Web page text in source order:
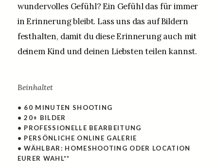
wundervolles Gefühl? Ein Gefühl das für immer
in Erinnerung bleibt. Lass uns das auf Bildern
festhalten, damit du diese Erinnerung auch mit
deinem Kind und deinen Liebsten teilen kannst.
Beinhaltet
• 60 MINUTEN SHOOTING
• 20+ BILDER
• PROFESSIONELLE BEARBEITUNG
• PERSÖNLICHE ONLINE GALERIE
• WÄHLBAR: HOMESHOOTING ODER LOCATION
EURER WAHL**